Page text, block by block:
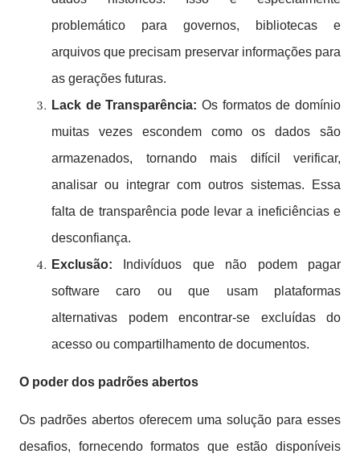
problemático para governos, bibliotecas e
arquivos que precisam preservar informações para
as gerações futuras.
Lack de Transparência: Os formatos de domínio
muitas vezes escondem como os dados são
armazenados, tornando mais difícil verificar,
analisar ou integrar com outros sistemas. Essa
falta de transparência pode levar a ineficiências e
desconfiança.
Exclusão: Indivíduos que não podem pagar
software caro ou que usam plataformas
alternativas podem encontrar-se excluídas do
acesso ou compartilhamento de documentos.
O poder dos padrões abertos
Os padrões abertos oferecem uma solução para esses
desafios, fornecendo formatos que estão disponíveis